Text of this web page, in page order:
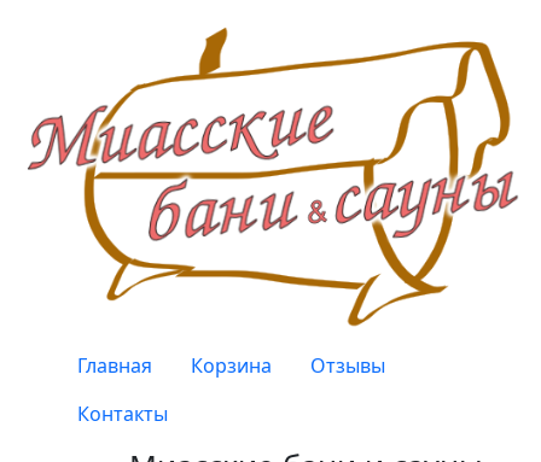
Верхнее меню
Главная Корзина
Отзывы
Контакты